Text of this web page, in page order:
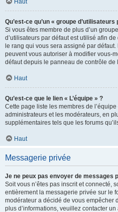
Haut
Qu’est-ce qu’un « groupe d’utilisateurs
Si vous êtes membre de plus d’un
d’utilisateurs par défaut est utilisé afin
le rang qui vous sera assigné par
peuvent vous autoriser à modifier vous-
défaut depuis le panneau de contrôle de
Haut
Qu’est-ce que le lien « L’équipe » ?
Cette page liste les membres de
administrateurs et les modérateurs, en
supplémentaires tels que les forums
Haut
Messagerie privée
Je ne peux pas envoyer de messages
Soit vous n’êtes pas inscrit et connecté,
entièrement la messagerie privée sur le
modérateur a décidé de vous empêcher
plus d’informations, veuillez contacter